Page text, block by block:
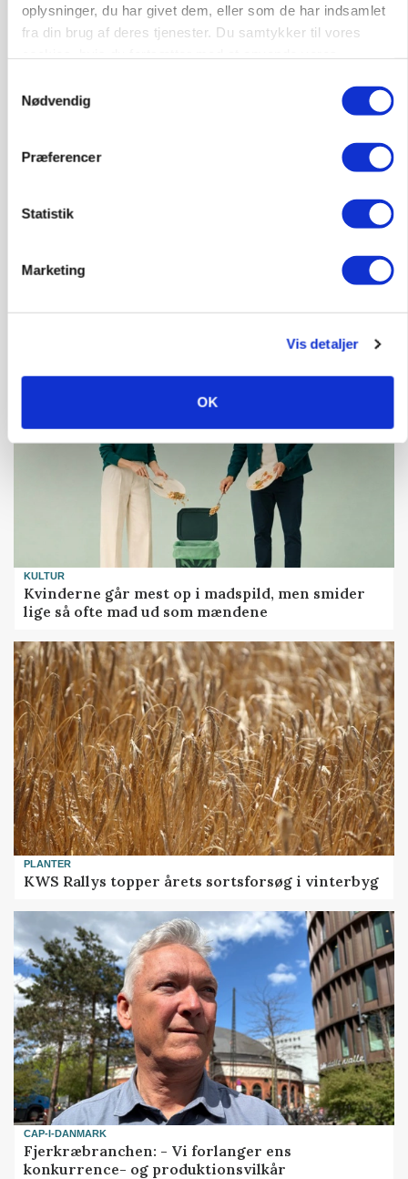
oplysninger, du har givet dem, eller som de har indsamlet
fra din brug af deres tjenester. Du samtykker til vores
Nødvendig
Præferencer
Statistik
Marketing
Vis detaljer
OK
MARKED
MARKED
Loading...
KULTUR
Kvinderne går mest op i madspild, men smider
lige så ofte mad ud som mændene
PLANTER
KWS Rallys topper årets sortsforsøg i vinterbyg
CAP-I-DANMARK
Fjerkræbranchen: - Vi forlanger ens
konkurrence- og produktionsvilkår